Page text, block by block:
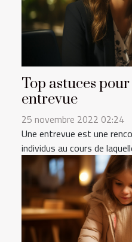
Top astuces
entrevue
25 novembre 2022 02:24
Une entrevue est une
individus au cours de